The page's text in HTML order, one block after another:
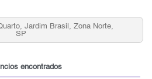
Jardim Brasil, Zona Norte,
SP
encontrados